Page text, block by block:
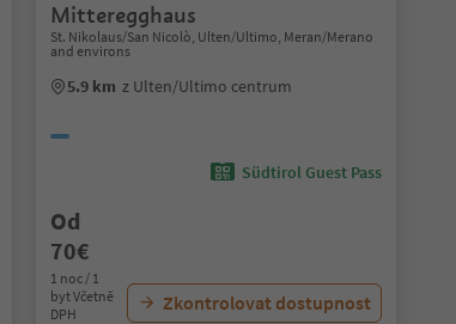
Mitteregghaus
St. Nikolaus/San Nicolò, Ulten/Ultimo, Meran/Merano
and environs
5.9 km z Ulten/Ultimo centrum
Südtirol Guest Pass
Od
70€
1 noc / 1
byt Včetně
DPH
Zkontrolovat dostupnost